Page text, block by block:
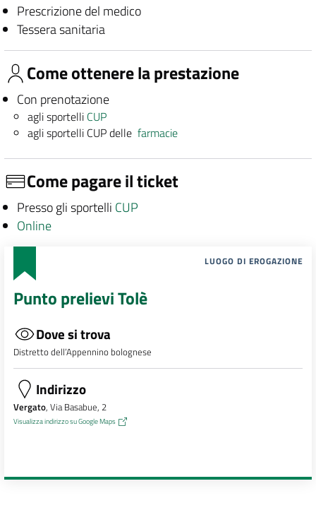
Prescrizione del medico
Tessera sanitaria
Come ottenere la prestazione
Con prenotazione
agli sportelli CUP
agli sportelli CUP dellefarmacie
Come pagare il ticket
Presso gli sportelli CUP
Online
LUOGO DI EROGAZIONE
Punto prelievi Tolè
Dove si trova
Distretto dell’Appennino bolognese
Indirizzo
Vergato, Via Basabue, 2
Visualizza indirizzo su Google Maps